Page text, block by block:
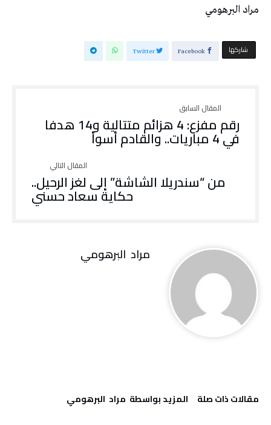
مراد البرهومي
‫‫ شاركها‬ Facebook
Twitter
رقم مفزع: 4 هزائم متتالية و14 هدفا
في 4 مباريات.. والقادم أسوأ
من “سندريلا الشاشة” إلى لغز الرحيل..
حكاية سعاد حسني
مراد‭ ‬ البرهومي
‫مقالات ذات صلة‬ ‫‫المزيد بواسطة‬ ‬ مراد‭ ‬ البرهومي